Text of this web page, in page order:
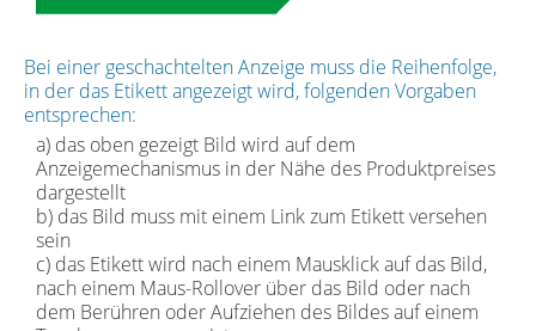
Bei einer geschachtelten Anzeige muss die Reihenfolge,
in der das Etikett angezeigt wird, folgenden Vorgaben
entsprechen:
a) das oben gezeigt Bild wird auf dem
Anzeigemechanismus in der Nähe des Produktpreises
dargestellt
b) das Bild muss mit einem Link zum Etikett versehen
sein
c) das Etikett wird nach einem Mausklick auf das Bild,
nach einem Maus-Rollover über das Bild oder nach
dem Berühren oder Aufziehen des Bildes auf einem